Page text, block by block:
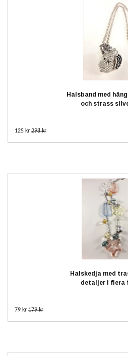
Halsband med
och strass
125 kr 298 kr
Halskedja med
detaljer i flera
79 kr 179 kr